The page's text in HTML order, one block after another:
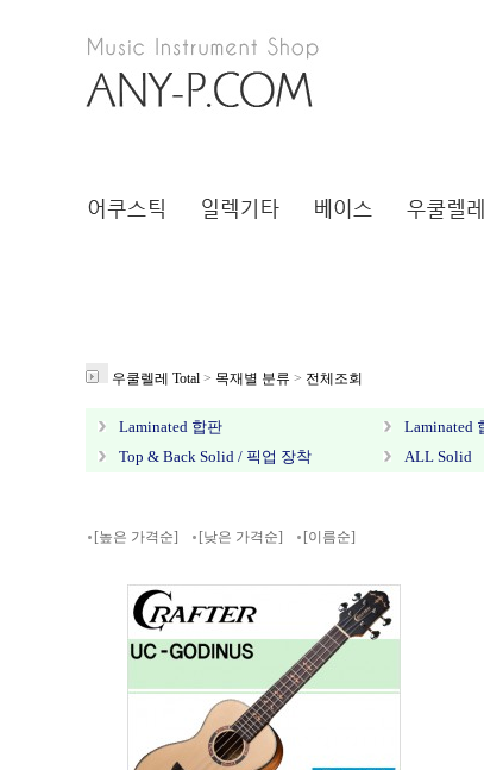
우쿨렐레 Total > 목재별 분류 > 전체조회
Laminated 합판 Laminated
Top & Back Solid / 픽업 장착
ALL Solid
[높은 가격순] [낮은 가격순] [이름순]